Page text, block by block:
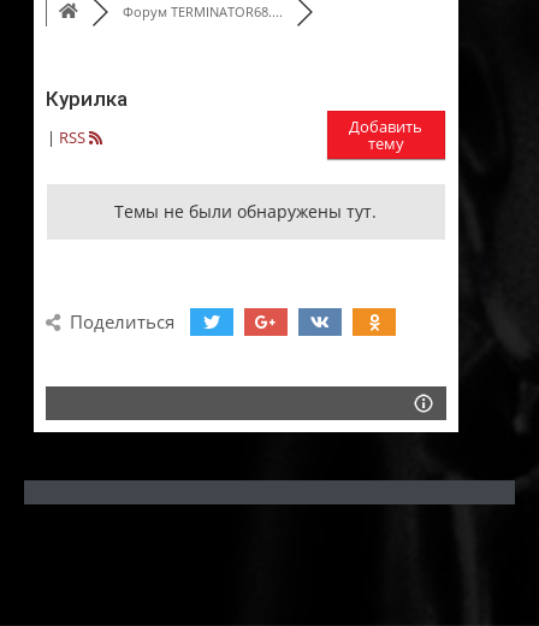
Форум TERMINATOR68....
Курилка
| RSS Добавить
тему
Темы не были обнаружены тут.
Поделиться